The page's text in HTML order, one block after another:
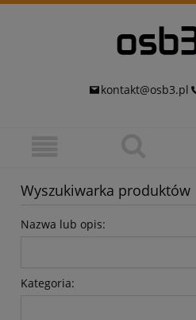
kontakt@osb3.pl
Wyszukiwarka produktów
Nazwa lub opis:
Kategoria: